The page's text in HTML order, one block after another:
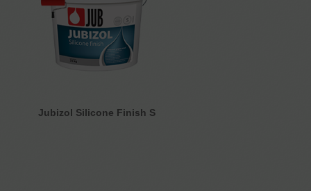
Jubizol Silicone Finish S